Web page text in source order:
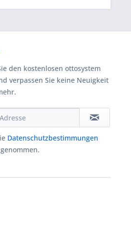
den kostenlosen ottosystem
verpassen Sie keine Neuigkeit
Datenschutzbestimmungen